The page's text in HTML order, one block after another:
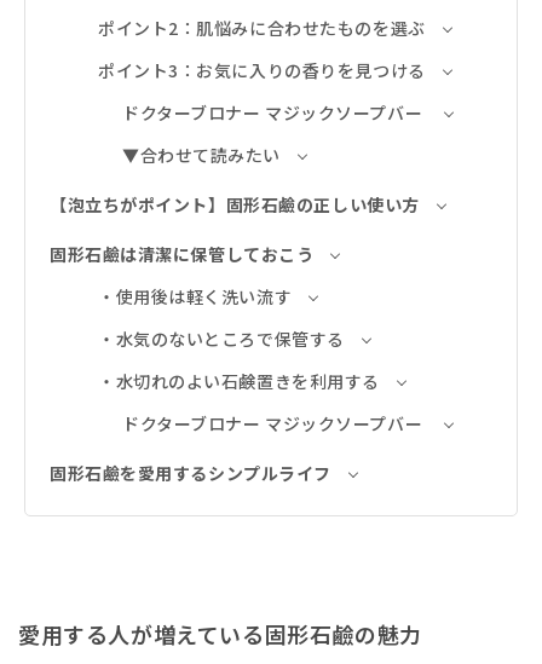
ポイント2：肌悩みに合わせたものを選ぶ
ポイント3：お気に入りの香りを見つける
ドクターブロナー マジックソープバー
▼合わせて読みたい
【泡立ちがポイント】固形石鹼の正しい使い方
固形石鹼は清潔に保管しておこう
・使用後は軽く洗い流す
・水気のないところで保管する
・水切れのよい石鹸置きを利用する
ドクターブロナー マジックソープバー
固形石鹼を愛用するシンプルライフ
愛用する人が増えている固形石鹼の魅力